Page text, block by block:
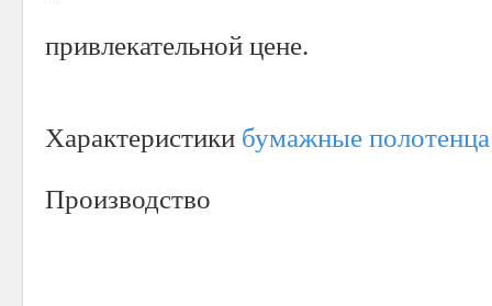
привлекательной цене.
Характеристики бумажные полотенца
Производство